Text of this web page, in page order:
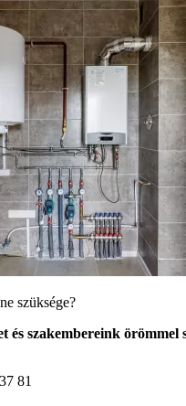
szüksége?
és szakembereink örömmel
81